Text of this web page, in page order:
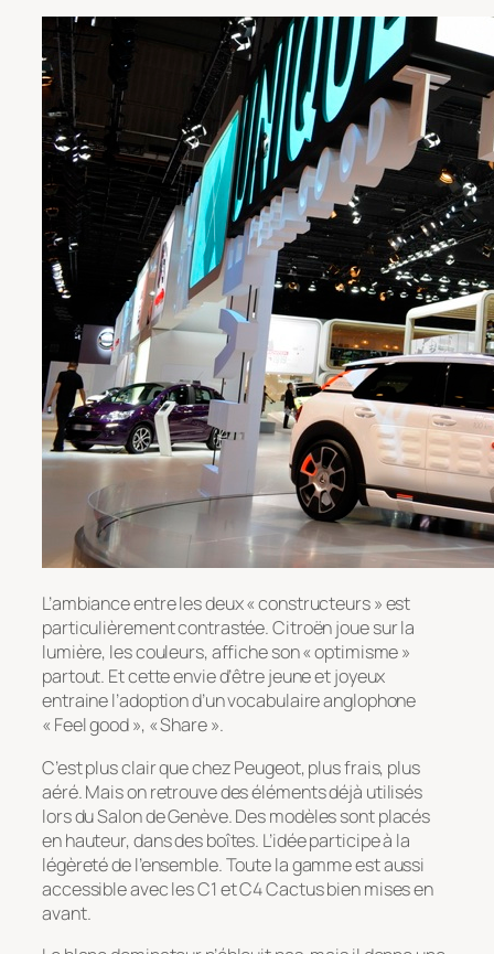
L’ambiance entre les deux « constructeurs » est
particulièrement contrastée. Citroën joue sur la
lumière, les couleurs, affiche son « optimisme »
partout. Et cette envie d’être jeune et joyeux
entraine l’adoption d’un vocabulaire anglophone
« Feel good », « Share ».
C’est plus clair que chez Peugeot, plus frais, plus
aéré. Mais on retrouve des éléments déjà utilisés
lors du Salon de Genève. Des modèles sont placés
en hauteur, dans des boîtes. L’idée participe à la
légèreté de l’ensemble. Toute la gamme est aussi
accessible avec les C1 et C4 Cactus bien mises en
avant.